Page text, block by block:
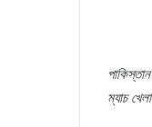
পাকিস্তান
ম্যাচ খেলা